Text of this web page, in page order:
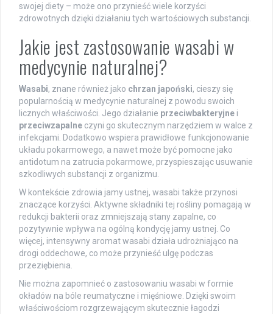
swojej diety – może ono przynieść wiele korzyści
zdrowotnych dzięki działaniu tych wartościowych substancji.
Jakie jest zastosowanie wasabi w
medycynie naturalnej?
Wasabi, znane również jako chrzan japoński, cieszy się
popularnością w medycynie naturalnej z powodu swoich
licznych właściwości. Jego działanie przeciwbakteryjne i
przeciwzapalne czyni go skutecznym narzędziem w walce z
infekcjami. Dodatkowo wspiera prawidłowe funkcjonowanie
układu pokarmowego, a nawet może być pomocne jako
antidotum na zatrucia pokarmowe, przyspieszając usuwanie
szkodliwych substancji z organizmu.
W kontekście zdrowia jamy ustnej, wasabi także przynosi
znaczące korzyści. Aktywne składniki tej rośliny pomagają w
redukcji bakterii oraz zmniejszają stany zapalne, co
pozytywnie wpływa na ogólną kondycję jamy ustnej. Co
więcej, intensywny aromat wasabi działa udrożniająco na
drogi oddechowe, co może przynieść ulgę podczas
przeziębienia.
Nie można zapomnieć o zastosowaniu wasabi w formie
okładów na bóle reumatyczne i mięśniowe. Dzięki swoim
właściwościom rozgrzewającym skutecznie łagodzi